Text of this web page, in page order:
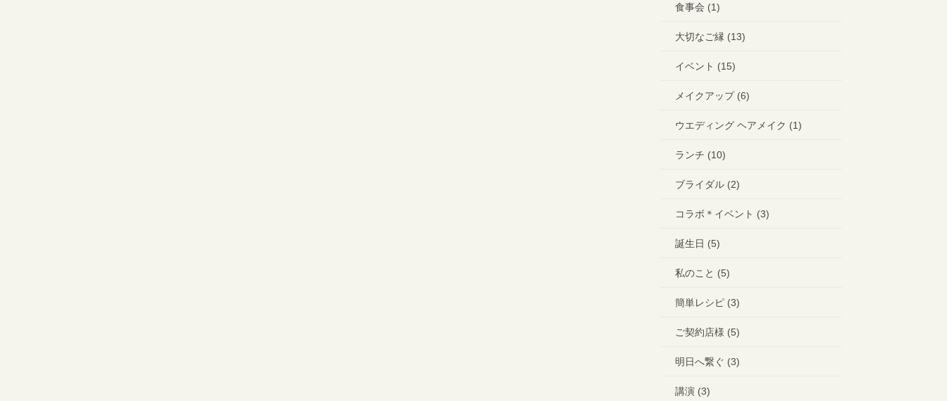
食事会 (1)
大切なご縁 (13)
イベント (15)
メイクアップ (6)
ウエディング ヘアメイク (1)
ランチ (10)
ブライダル (2)
コラボ＊イベント (3)
誕生日 (5)
私のこと (5)
簡単レシピ (3)
ご契約店様 (5)
明日へ繋ぐ (3)
講演 (3)